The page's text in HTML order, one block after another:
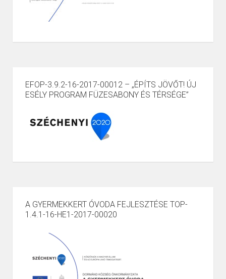
EFOP-3.9.2-16-2017-00012 – „ÉPÍTS JÖVŐT! ÚJ
ESÉLY PROGRAM FÜZESABONY ÉS TÉRSÉGE”
A GYERMEKKERT ÓVODA FEJLESZTÉSE TOP-
1.4.1-16-HE1-2017-00020